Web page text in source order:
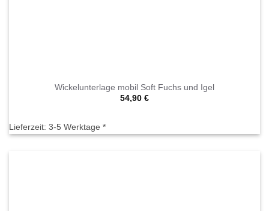
Wickelunterlage mobil Soft Fuchs und Igel
54,90 €
Lieferzeit: 3-5 Werktage *